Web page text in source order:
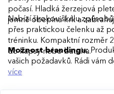
počasí. Hladká žerzejová
jemně obepíná krk a
Nabízí širokou škálu
přes praktickou čelenku až
tréninku. Kompaktní rozměr
do kapsy nebo batohu.
Možnost brandingu:
vašich požadavků. Rádi vám
technologii potisku s
více